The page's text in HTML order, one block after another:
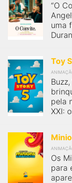
“O
uma
Toy
pela
XXI:
Os
para